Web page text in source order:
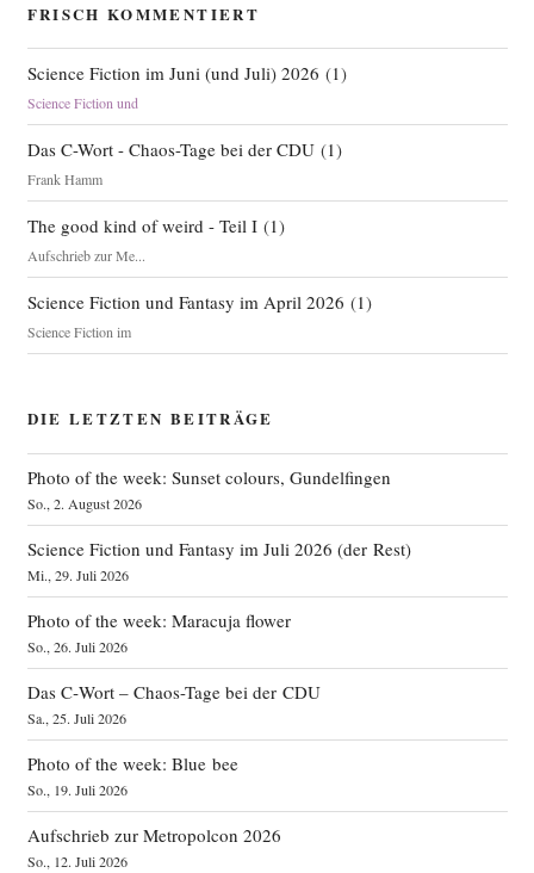
FRISCH KOMMENTIERT
Science Fiction im Juni (und Juli) 2026 (1)
Science Fiction und
Das C-Wort - Chaos-Tage bei der CDU(1)
Frank Hamm
The good kind of weird - Teil I(1)
Aufschrieb zur Me...
Science Fiction und Fantasy im April 2026 (1)
Science Fiction im
DIE LETZTEN BEITRÄGE
Photo of the week: Sunset colours, Gundelfingen
So., 2. August 2026
Science Fiction und Fantasy im Juli 2026 (der Rest)
Mi., 29. Juli 2026
Photo of the week: Maracuja flower
So., 26. Juli 2026
Das C‑Wort – Chaos-Tage bei der CDU
Sa., 25. Juli 2026
Photo of the week: Blue bee
So., 19. Juli 2026
Aufschrieb zur Metropolcon 2026
So., 12. Juli 2026